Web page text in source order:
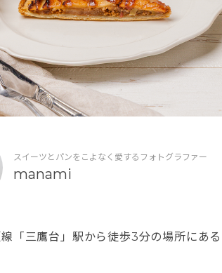
スイーツとパンをこよなく愛するフォトグラファー
manami
「三鷹台」駅から徒歩3分の場所にある